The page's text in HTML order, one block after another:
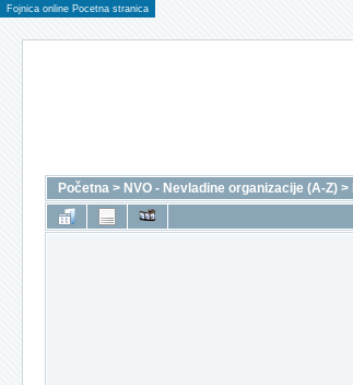
Fojnica online Pocetna stranica
Početna > NVO - Nevladine organizacije (A-Z) >